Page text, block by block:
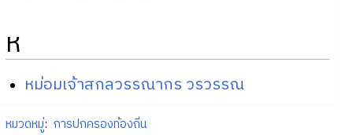
ห
หม่อมเจ้าสกลวรรณากร วรวรรณ
หมวดหมู่: การปกครองท้องถิ่น